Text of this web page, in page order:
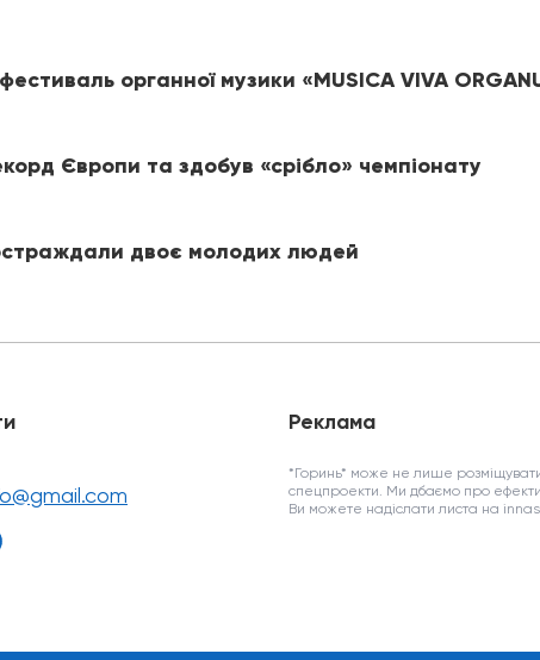
органної музики «MUSICA VIVA
Європи та здобув «срібло» чемпіонату
двоє молодих людей
Реклама
*Горинь* може не лише
спецпроекти. Ми дбаємо про
Ви можете надіслати листа на